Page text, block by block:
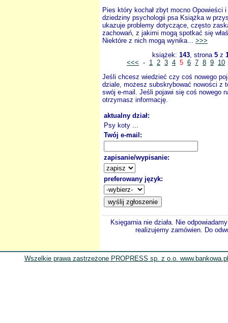
Pies który kochał zbyt mocno Opowieści
dziedziny psychologii psa Książka w
ukazuje problemy dotyczące, często
zachowań, z jakimi mogą spotkać się
Niektóre z nich mogą wynika... >>>
książek: 143, strona 5 z
<<< - 1 2 3 4 5 6 7 8 9 10
Jeśli chcesz wiedzieć czy coś nowego
dziale, możesz subskrybować nowości z
swój e-mail. Jeśli pojawi się coś nowego
otrzymasz informację.
aktualny dział:
Psy koty ...
Twój e-mail:
zapisanie/wypisanie:
preferowany język:
Księgarnia nie działa. Nie
realizujemy zamówien. Do
Wszelkie prawa zastrzeżone PROPRESS sp. z o.o.